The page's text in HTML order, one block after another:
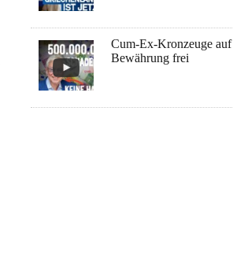
Cum-Ex-Kronzeuge auf
Bewährung frei